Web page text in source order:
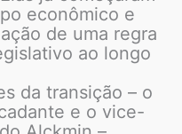
econômico e
de uma regra
ao longo
da transição – o
e o vice-